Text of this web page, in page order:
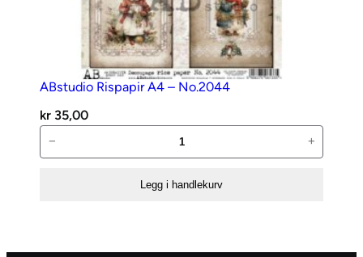
ABstudio Rispapir A4 – No.2044
kr 35,00
Rispapir
− +
Legg i handlekurv